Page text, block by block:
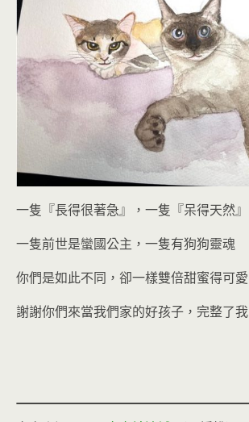
一隻『長得很著急』，一隻『呆得天然』
一隻前世是蠻國公主，一隻有狗狗靈魂
你們是如此不同，卻一樣雙倍甜蜜得可愛
謝謝你們來當我們家的好孩子，完整了我